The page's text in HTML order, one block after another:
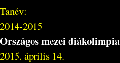
Tanév:
2014-2015
Országos mezei diákolimpia
2015. április 14.